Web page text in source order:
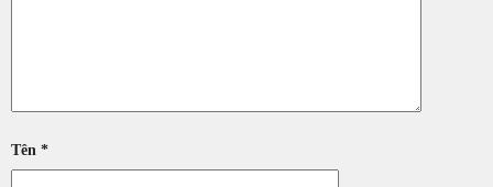
Tên *